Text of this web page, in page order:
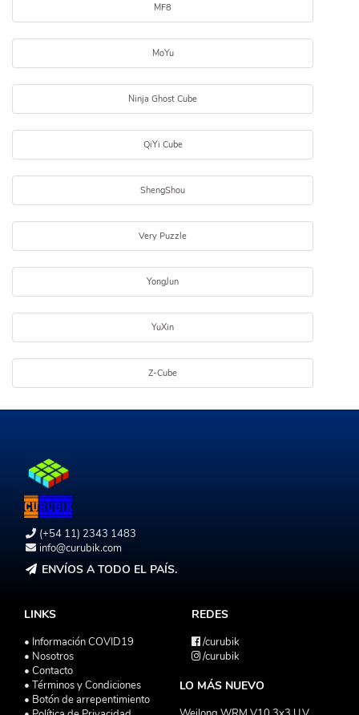
MF8
MoYu
Ninja Ghost Cube
QiYi Cube
ShengShou
Very Puzzle
YongJun
YuXin
Z-Cube
(+54 11) 2343 1483
info@curubik.com
ENVÍOS A TODO EL PAÍS.
LINKS
• Información COVID19
• Nosotros
• Contacto
• Términos y Condiciones
• Botón de arrepentimiento
REDES
/curubik
/curubik
LO MÁS NUEVO